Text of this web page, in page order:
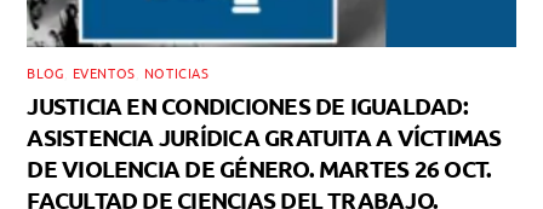
BLOG EVENTOS NOTICIAS
JUSTICIA EN CONDICIONES DE IGUALDAD:
ASISTENCIA JURÍDICA GRATUITA A VÍCTIMAS
DE VIOLENCIA DE GÉNERO. MARTES 26 OCT.
FACULTAD DE CIENCIAS DEL TRABAJO.